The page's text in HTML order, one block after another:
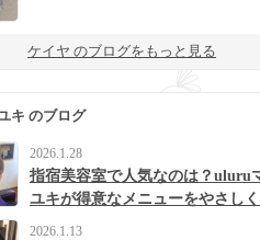
ケイヤ のブログをもっと見る
キ のブログ
2026.1.28
指宿美容室で人気なのは？uluru
ユキが得意なメニューをやさし
2026.1.13